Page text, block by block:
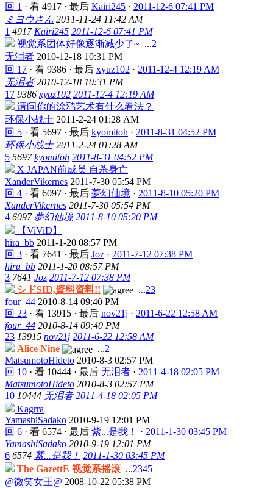
回 1 · 看 4917 · 最后 Kairi245 · 2011-12-6 07:41 PM
ミヨウさん 2011-11-24 11:42 AM
1 4917 Kairi245 2011-12-6 07:41 PM
视觉系团体好像逐渐减少了~ ...2
无泪者 2010-12-18 10:31 PM
回 17 · 看 9386 · 最后 xyuz102 · 2011-12-4 12:19 AM
无泪者 2010-12-18 10:31 PM
17 9386 xyuz102 2011-12-4 12:19 AM
请问你的涂鸦艺术有什么看法？
环保小战士 2011-2-24 01:28 AM
回 5 · 看 5697 · 最后 kyomitoh · 2011-8-31 04:52 PM
环保小战士 2011-2-24 01:28 AM
5 5697 kyomitoh 2011-8-31 04:52 PM
X JAPAN前成员 自杀身亡
XanderVikernes 2011-7-30 05:54 PM
回 4 · 看 6097 · 最后 夢幻仙境 · 2011-8-10 05:20 PM
XanderVikernes 2011-7-30 05:54 PM
4 6097 夢幻仙境 2011-8-10 05:20 PM
【ViViD】
hira_bb 2011-1-20 08:57 PM
回 3 · 看 7641 · 最后 Joz · 2011-7-12 07:38 PM
hira_bb 2011-1-20 08:57 PM
3 7641 Joz 2011-7-12 07:38 PM
シドSID,資料資料!!
...23
four_44 2010-8-14 09:40 PM
回 23 · 看 13915 · 最后 nov21j · 2011-6-22 12:58 AM
four_44 2010-8-14 09:40 PM
23 13915 nov21j 2011-6-22 12:58 AM
Alice Nine
...2
MatsumotoHideto 2010-8-3 02:57 PM
回 10 · 看 10444 · 最后 无泪者 · 2011-4-18 02:05 PM
MatsumotoHideto 2010-8-3 02:57 PM
10 10444 无泪者 2011-4-18 02:05 PM
Kagrra
YamashiSadako 2010-9-19 12:01 PM
回 6 · 看 6574 · 最后 紫...是我！ · 2011-1-30 03:45 PM
YamashiSadako 2010-9-19 12:01 PM
6 6574 紫...是我！ 2011-1-30 03:45 PM
The GazettE 视觉系摇滚 ...2345
@微笑女王@ 2008-10-22 05:38 PM